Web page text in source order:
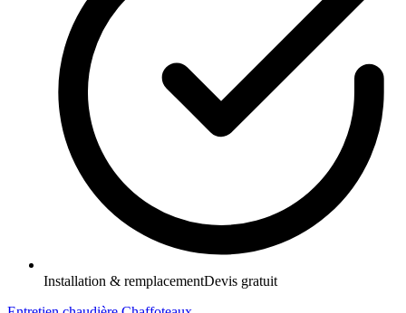
Installation & remplacementDevis gratuit